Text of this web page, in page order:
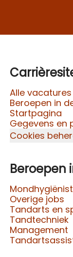
Alle vacatures
Beroepen in
Startpagina
Gegevens en
Cookies
Beroepen
Mondhygiënist
Overige jobs
Tandarts en
Tandtechniek
Management